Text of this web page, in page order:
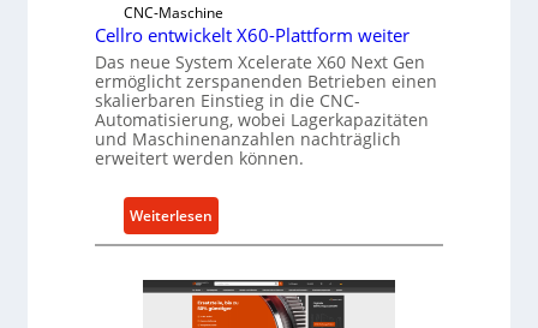
Ü
b
e
r
l
a
s
s
c
u
t
CNC-Maschine
Cellro entwickelt X60-Plattform weiter
Das neue System Xcelerate X60 Next Gen
ermöglicht zerspanenden Betrieben einen
skalierbaren Einstieg in die CNC-
Automatisierung, wobei Lagerkapazitäten
und Maschinenanzahlen nachträglich
erweitert werden können.
Weiterlesen:
C
l
l